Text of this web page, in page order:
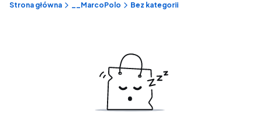
Strona główna __MarcoPolo Bez kategorii